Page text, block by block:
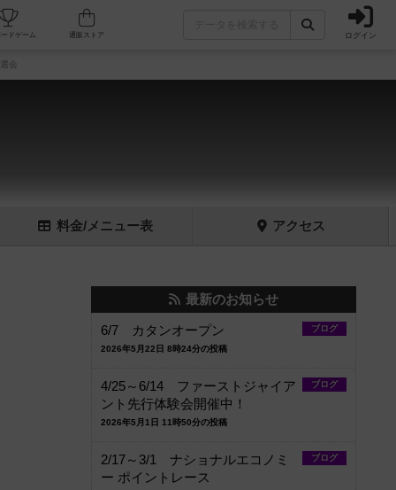
ェ/店舗 人気ボードゲーム ログイン
会
料金/メニュー表 アクセス
最新のお知らせ
ブログ
6/7 カタンオープン
2026年5月22日 8時24分の投稿
ブログ
4/25～6/14 ファーストジャイア
ント先行体験会開催中！
2026年5月1日 11時50分の投稿
ブログ
2/17～3/1 ナショナルエコノミ
ー ポイントレース